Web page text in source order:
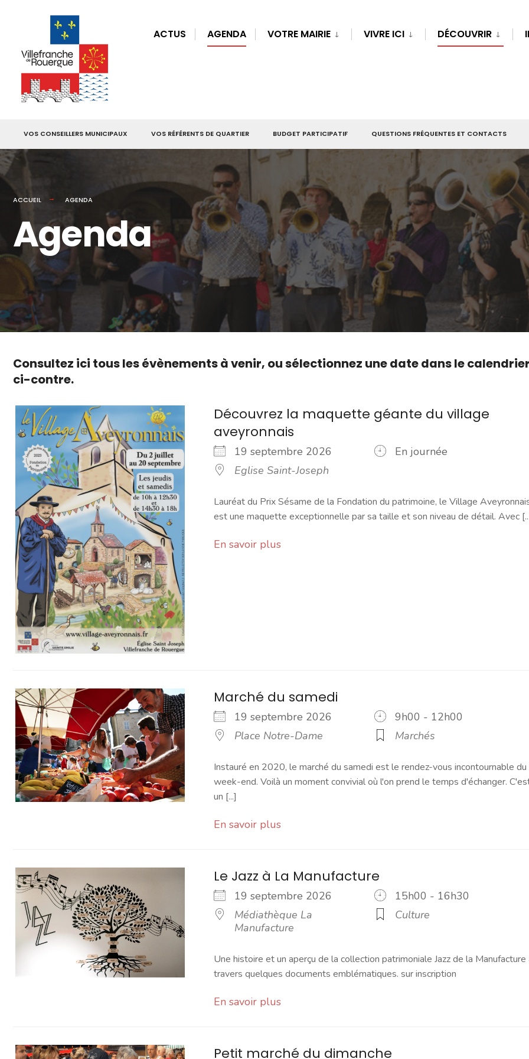
ACTUS AGENDA VOTRE MAIRIE VIVRE ICI DÉCOUVRIR
VOS CONSEILLERS MUNICIPAUX VOS RÉFÉRENTS DE QUARTIER BUDGET PARTICIPATIF QUESTIONS FRÉQUENTES ET CONTACTS
ACCUEIL AGENDA
Agenda
Consultez ici tous les évènements à venir, ou sélectionnez une date dans le
ci-contre.
Découvrez la maquette géante du village
aveyronnais
19 septembre 2026
En journée
Eglise Saint-Joseph
Lauréat du Prix Sésame de la Fondation du patrimoine, le Village
est une maquette exceptionnelle par sa taille et son niveau de détail. Avec
En savoir plus
Marché du samedi
19 septembre 2026
9h00 - 12h00
Place Notre-Dame
Marchés
Instauré en 2020, le marché du samedi est le rendez-vous incontournable du
week-end. Voilà un moment convivial où l'on prend le temps d'échanger.
un [...]
En savoir plus
Le Jazz à La Manufacture
19 septembre 2026
15h00 - 16h30
Médiathèque La
Manufacture
Culture
Une histoire et un aperçu de la collection patrimoniale Jazz de la Manufacture
travers quelques documents emblématiques. sur inscription
En savoir plus
Petit marché du dimanche